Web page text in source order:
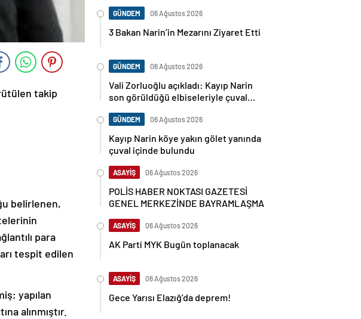
takip
belirlenen,
para
tespit edilen
yapılan
alınmıştır.
GÜNDEM 06 Ağustos 2026
3 Bakan Narin’in Mezarını Ziyaret Etti
GÜNDEM 06 Ağustos 2026
Vali Zorluoğlu açıkladı: Kayıp Narin
son görüldüğü elbiseleriyle çuval
GÜNDEM 06 Ağustos 2026
Kayıp Narin köye yakın gölet yanında
çuval içinde bulundu
ASAYİŞ 06 Ağustos 2026
POLİS HABER NOKTASI GAZETESİ
GENEL MERKEZİNDE BAYRAMLAŞMA
ASAYİŞ 06 Ağustos 2026
AK Parti MYK Bugün toplanacak
ASAYİŞ 06 Ağustos 2026
Gece Yarısı Elazığ’da deprem!